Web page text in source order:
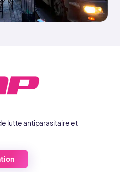
lutte antiparasitaire et